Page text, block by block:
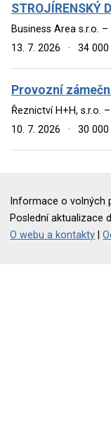
STROJÍRENSKÝ
Business Area s.r.o.
13. 7. 2026
· 34
Provozní
Řeznictví H+H, s.r.o.
10. 7. 2026
· 30
Informace o volných
Poslední aktualizace
O webu a kontakty |